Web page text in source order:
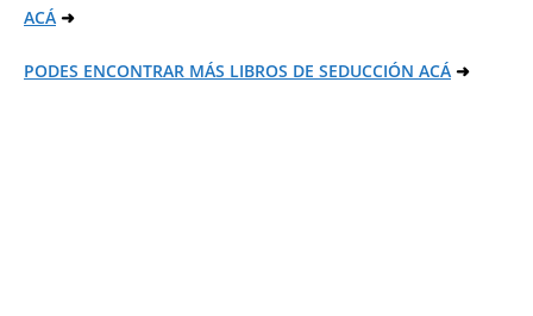
ACÁ ➜
PODES ENCONTRAR MÁS LIBROS DE SEDUCCIÓN ACÁ ➜